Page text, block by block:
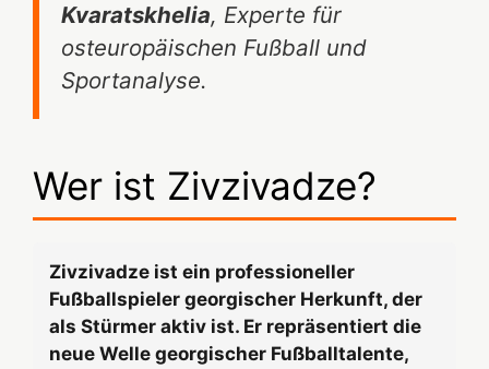
Kvaratskhelia, Experte für
osteuropäischen Fußball und
Sportanalyse.
Wer ist Zivzivadze?
Zivzivadze ist ein professioneller
Fußballspieler georgischer Herkunft, der
als Stürmer aktiv ist. Er repräsentiert die
neue Welle georgischer Fußballtalente,